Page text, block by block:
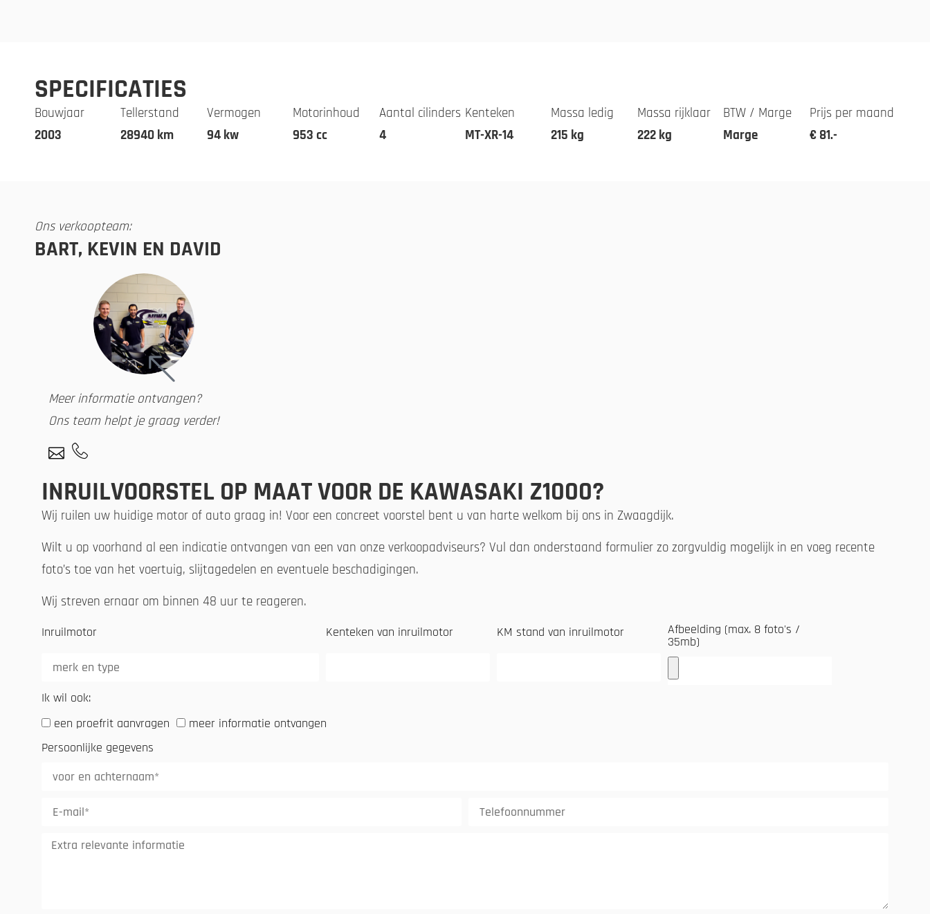
SPECIFICATIES
Bouwjaar
2003
Tellerstand
28940 km
Vermogen
94 kw
Motorinhoud
953 cc
Aantal cilinders
4
Kenteken
MT-XR-14
Massa ledig
215 kg
Massa rijklaar
222 kg
BTW / Marge
Marge
Prijs per maand
€ 81.-
Ons verkoopteam:
BART, KEVIN EN DAVID
Meer informatie ontvangen?
Ons team helpt je graag verder!
INRUILVOORSTEL OP MAAT VOOR DE KAWASAKI Z1000?
Wij ruilen uw huidige motor of auto graag in! Voor een concreet voorstel bent u van harte welkom bij ons in Zwaagdijk.
Wilt u op voorhand al een indicatie ontvangen van een van onze verkoopadviseurs? Vul dan onderstaand formulier zo zorgvuldig mogelijk in en voeg recente
foto’s toe van het voertuig, slijtagedelen en eventuele beschadigingen.
Wij streven ernaar om binnen 48 uur te reageren.
Inruilmotor Kenteken van inruilmotor KM stand van inruilmotor Afbeelding (max. 8 foto's /
35mb)
Ik wil ook:
een proefrit aanvragen
meer informatie ontvangen
Persoonlijke gegevens